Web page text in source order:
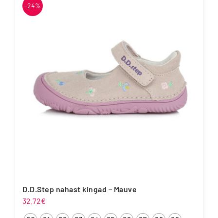
mitu
-24%
D.D.Step nahast kingad – Mauve
32.72€